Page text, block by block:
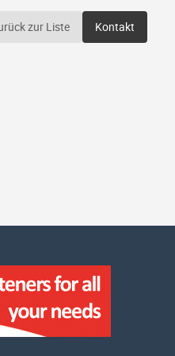
zur Liste Kontakt